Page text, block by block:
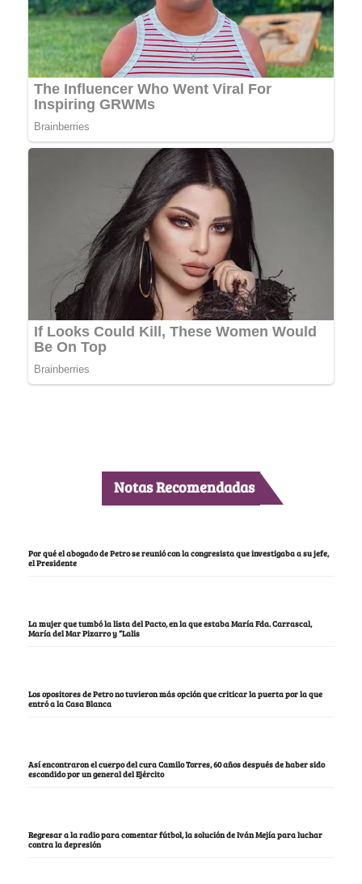
Notas Recomendadas
Por qué el abogado de Petro se reunió con la congresista que investigaba a su jefe,
el Presidente
La mujer que tumbó la lista del Pacto, en la que estaba María Fda. Carrascal,
María del Mar Pizarro y “Lalis
Los opositores de Petro no tuvieron más opción que criticar la puerta por la que
entró a la Casa Blanca
Así encontraron el cuerpo del cura Camilo Torres, 60 años después de haber sido
escondido por un general del Ejército
Regresar a la radio para comentar fútbol, la solución de Iván Mejía para luchar
contra la depresión